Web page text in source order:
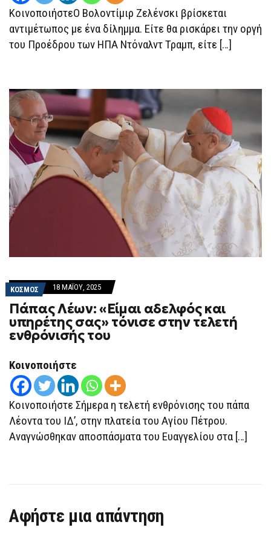
ΣΕ
ΑΔΙΈΞΟΔΟ
ΚοινοποιήστεΟ Βολοντίμιρ Ζελένσκι βρίσκεται
αντιμέτωπος με ένα δίλημμα. Eίτε θα ρισκάρει την οργή
του Προέδρου των ΗΠΑ Ντόναλντ Τραμπ, είτε […]
ΚΟΣΜΟΣ 18 ΜΑΪ́ΟΥ, 2025
Πάπας Λέων: «Είμαι αδελφός και
υπηρέτης σας» τόνισε στην τελετή
ενθρόνισής του
Κοινοποιήστε
Κοινοποιήστε Σήμερα η τελετή ενθρόνισης του πάπα
Λέοντα του ΙΔ’, στην πλατεία του Αγίου Πέτρου.
Αναγνώσθηκαν αποσπάσματα του Ευαγγελίου στα […]
Αφήστε μια απάντηση